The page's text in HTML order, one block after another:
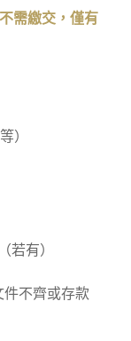
需繳交，僅有
）
若有）
不齊或存款